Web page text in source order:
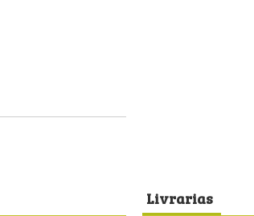
Livrarias